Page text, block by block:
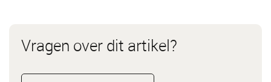
Vragen over dit artikel?